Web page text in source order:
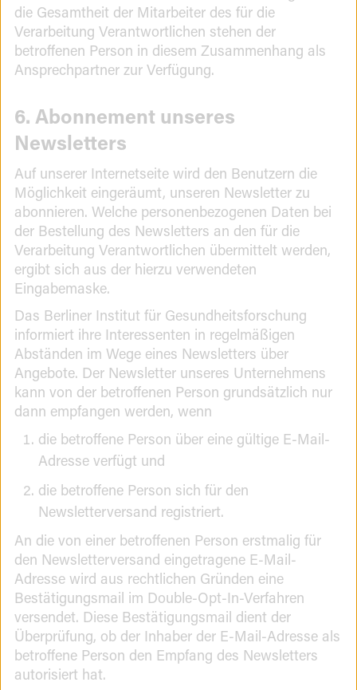
die Gesamtheit der Mitarbeiter des für die
Verarbeitung Verantwortlichen stehen der
betroffenen Person in diesem Zusammenhang als
Ansprechpartner zur Verfügung.
6. Abonnement unseres
Newsletters
Auf unserer Internetseite wird den Benutzern die
Möglichkeit eingeräumt, unseren Newsletter zu
abonnieren. Welche personenbezogenen Daten bei
der Bestellung des Newsletters an den für die
Verarbeitung Verantwortlichen übermittelt werden,
ergibt sich aus der hierzu verwendeten
Eingabemaske.
Das Berliner Institut für Gesundheitsforschung
informiert ihre Interessenten in regelmäßigen
Abständen im Wege eines Newsletters über
Angebote. Der Newsletter unseres Unternehmens
kann von der betroffenen Person grundsätzlich nur
dann empfangen werden, wenn
die betroffene Person über eine gültige E-Mail-
Adresse verfügt und
die betroffene Person sich für den
Newsletterversand registriert.
An die von einer betroffenen Person erstmalig für
den Newsletterversand eingetragene E-Mail-
Adresse wird aus rechtlichen Gründen eine
Bestätigungsmail im Double-Opt-In-Verfahren
versendet. Diese Bestätigungsmail dient der
Überprüfung, ob der Inhaber der E-Mail-Adresse als
betroffene Person den Empfang des Newsletters
autorisiert hat.